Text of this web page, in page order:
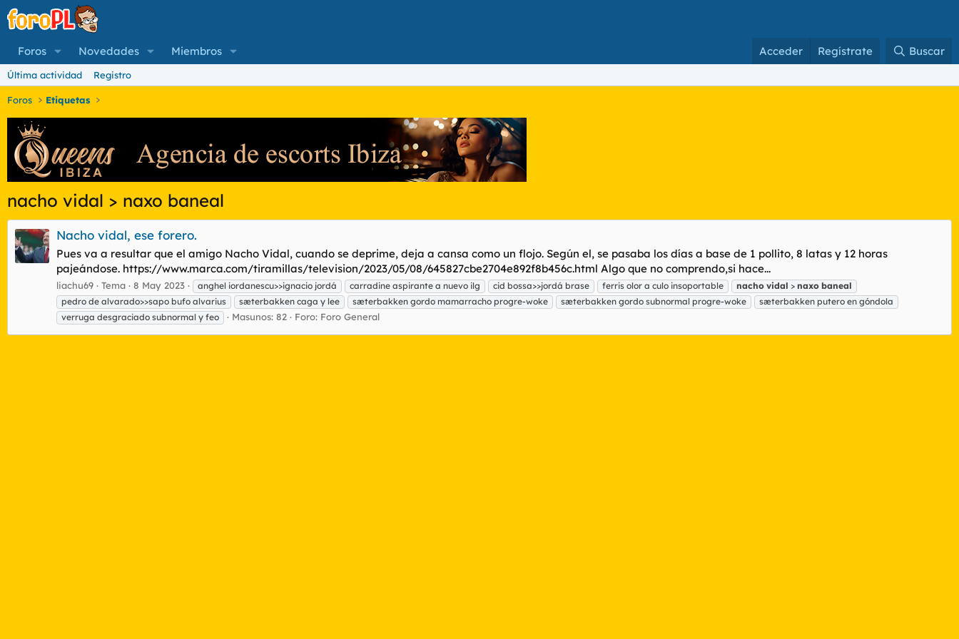
Foros Novedades Miembros Acceder Regístrate Buscar
Última actividad Registro
Foros Etiquetas
nacho vidal > naxo baneal
Nacho vidal, ese forero.
Pues va a resultar que el amigo Nacho Vidal, cuando se deprime, deja a cansa como un flojo. Según el, se pasaba los días a base de 1 pollito, 8 latas y 12 horas
pajeándose. https://www.marca.com/tiramillas/television/2023/05/08/645827cbe2704e892f8b456c.html Algo que no comprendo,si hace...
liachu69 Tema 8 May 2023 anghel iordanescu>>ignacio jordá carradine aspirante a nuevo ilg cid bossa>>jordá brase ferris olor a culo insoportable nacho vidal > naxo baneal
pedro de alvarado>>sapo bufo alvarius
sæterbakken caga y lee sæterbakken gordo mamarracho progre-woke sæterbakken gordo subnormal progre-woke
sæterbakken putero en góndola
verruga desgraciado subnormal y feo
Masunos: 82 Foro: Foro General